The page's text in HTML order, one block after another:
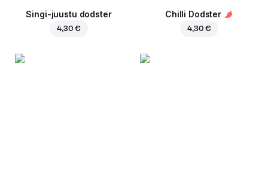
Singi-juustu dodster
4,30 €
Chilli Dodster
4,30 €